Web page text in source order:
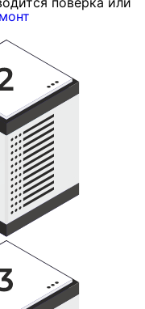
Лаборатория НК
Отдел ОТК